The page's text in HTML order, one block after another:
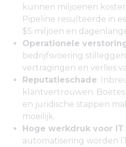
kunnen miljoenen
Pipeline resulteerde in
$5 miljoen en
Operationele
bedrijfsvoering
vertragingen en verlies
Reputatieschade:
klantvertrouwen.
en juridische stappen
moeilijk.
Hoge werkdruk voor IT
automatisering worden